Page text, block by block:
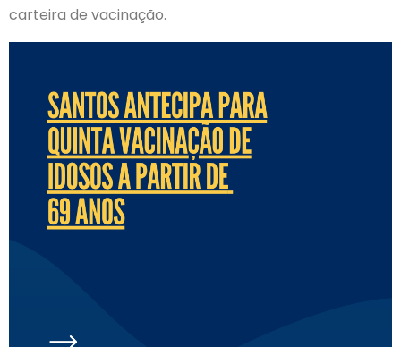
carteira de vacinação.